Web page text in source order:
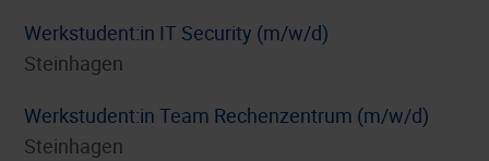
Werkstudent:in IT Security (m/w/d)
Steinhagen
Werkstudent:in Team Rechenzentrum (m/w/d)
Steinhagen